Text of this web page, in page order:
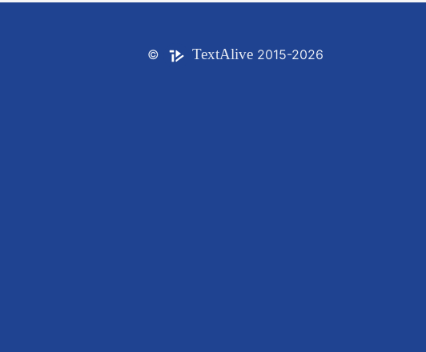
© TextAlive2015-2026